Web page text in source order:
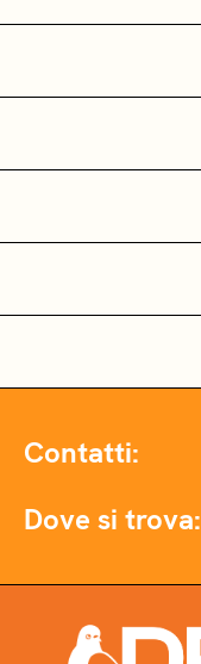
Contatti:
Dove si trova: